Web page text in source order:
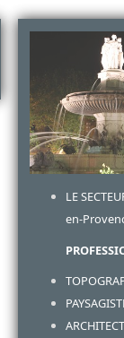
LE
en-